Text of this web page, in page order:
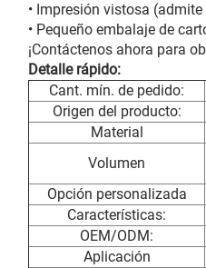
• Impresión vistosa
• Pequeño embalaje de
¡Contáctenos ahora para
Detalle rápido:
Cant. mín. de pedido:
Origen del producto:
Material
Volumen
Opción personalizada
Características:
OEM/ODM:
Aplicación